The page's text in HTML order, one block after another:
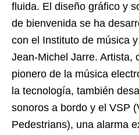
fluida. El diseño gráfico y
de bienvenida se ha
con el Instituto de música
Jean-Michel Jarre. Artista,
pionero de la música
la tecnología, también
sonoros a bordo y el VSP
Pedestrians), una alarma